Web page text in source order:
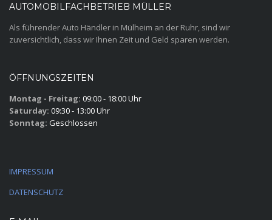
AUTOMOBILFACHBETRIEB MÜLLER
Als führender Auto Händler in Mülheim an der Ruhr, sind wir
zuversichtlich, dass wir Ihnen Zeit und Geld sparen werden.
ÖFFNUNGSZEITEN
Montag - Freitag: 09:00 - 18:00 Uhr
Saturday: 09:30 - 13:00 Uhr
Sonntag: Geschlossen
IMPRESSUM
DATENSCHUTZ